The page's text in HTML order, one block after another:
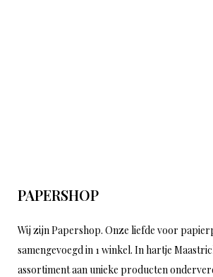
PAPERSHOP
Wij zijn Papershop. Onze liefde voor
samengevoegd in 1 winkel. In hartje
assortiment aan unieke producten